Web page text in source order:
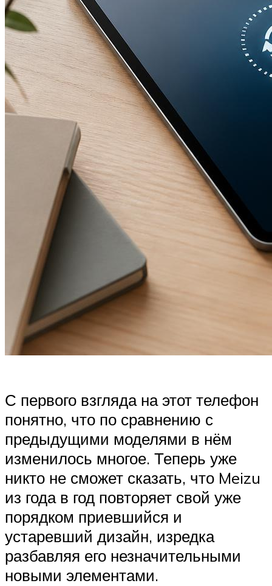
С первого взгляда на этот телефон
понятно, что по сравнению с
предыдущими моделями в нём
изменилось многое. Теперь уже
никто не сможет сказать, что Meizu
из года в год повторяет свой уже
порядком приевшийся и
устаревший дизайн, изредка
разбавляя его незначительными
новыми элементами.